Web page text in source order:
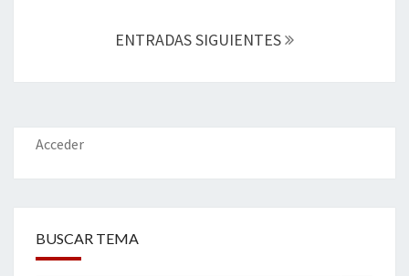
ENTRADAS SIGUIENTES
Acceder
BUSCAR TEMA